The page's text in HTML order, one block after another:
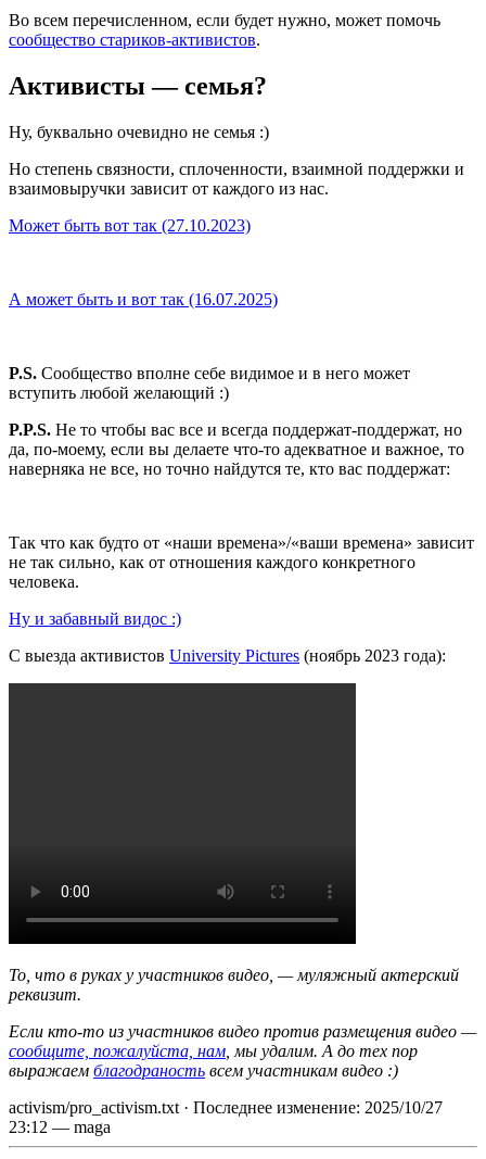
Во всем перечисленном, если будет нужно, может помочь
сообщество стариков-активистов.
Активисты — семья?
Ну, буквально очевидно не семья :)
Но степень связности, сплоченности, взаимной поддержки и
взаимовыручки зависит от каждого из нас.
Может быть вот так (27.10.2023)
А может быть и вот так (16.07.2025)
P.S. Сообщество вполне себе видимое и в него может
вступить любой желающий :)
P.P.S. Не то чтобы вас все и всегда поддержат-поддержат, но
да, по-моему, если вы делаете что-то адекватное и важное, то
наверняка не все, но точно найдутся те, кто вас поддержат:
Так что как будто от «наши времена»/«ваши времена» зависит
не так сильно, как от отношения каждого конкретного
человека.
Ну и забавный видос :)
С выезда активистов University Pictures (ноябрь 2023 года):
То, что в руках у участников видео, — муляжный актерский
реквизит.
Если кто-то из участников видео против размещения видео —
сообщите, пожалуйста, нам , мы удалим. А до тех пор
выражаем благодраность всем участникам видео :)
activism/pro_activism.txt · Последнее изменение: 2025/10/27
23:12 — maga